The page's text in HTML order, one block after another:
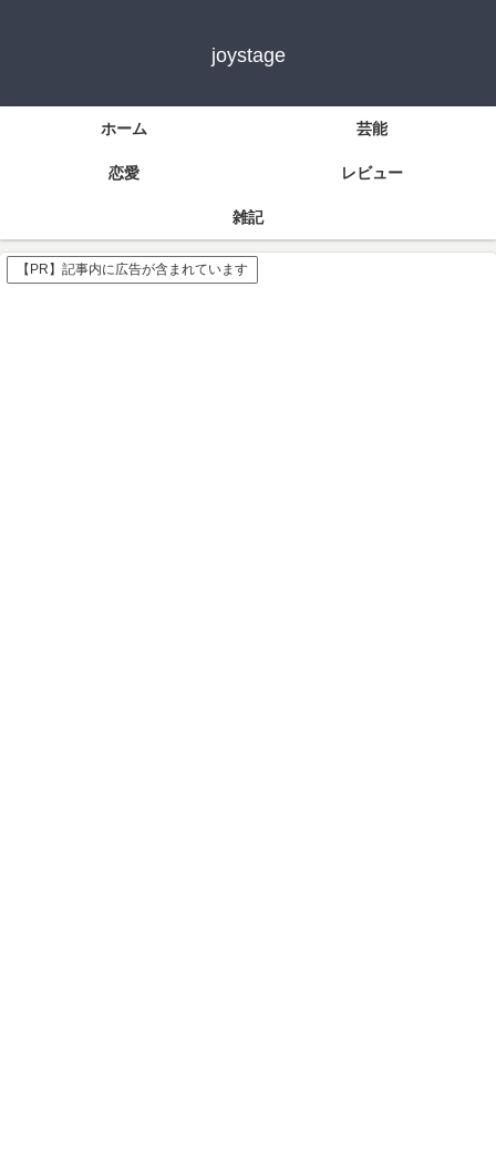
joystage
ホーム 芸能
恋愛 レビュー
雑記
【PR】記事内に広告が含まれています